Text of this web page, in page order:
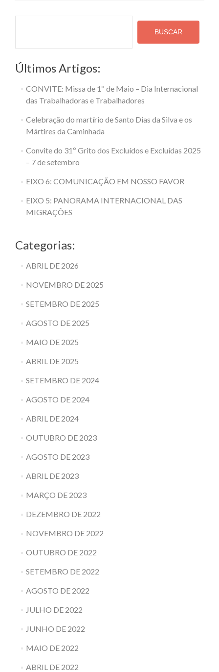
BUSCAR
Últimos Artigos:
CONVITE: Missa de 1º de Maio – Dia Internacional
das Trabalhadoras e Trabalhadores
Celebração do martírio de Santo Dias da Silva e os
Mártires da Caminhada
Convite do 31º Grito dos Excluídos e Excluídas 2025
– 7 de setembro
EIXO 6: COMUNICAÇÃO EM NOSSO FAVOR
EIXO 5: PANORAMA INTERNACIONAL DAS
MIGRAÇÕES
Categorias:
ABRIL DE 2026
NOVEMBRO DE 2025
SETEMBRO DE 2025
AGOSTO DE 2025
MAIO DE 2025
ABRIL DE 2025
SETEMBRO DE 2024
AGOSTO DE 2024
ABRIL DE 2024
OUTUBRO DE 2023
AGOSTO DE 2023
ABRIL DE 2023
MARÇO DE 2023
DEZEMBRO DE 2022
NOVEMBRO DE 2022
OUTUBRO DE 2022
SETEMBRO DE 2022
AGOSTO DE 2022
JULHO DE 2022
JUNHO DE 2022
MAIO DE 2022
ABRIL DE 2022